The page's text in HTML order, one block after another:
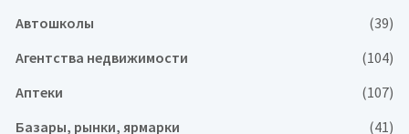
Автошколы
(39)
Агентства недвижимости
(104)
Аптеки
(107)
Базары, рынки, ярмарки
(41)